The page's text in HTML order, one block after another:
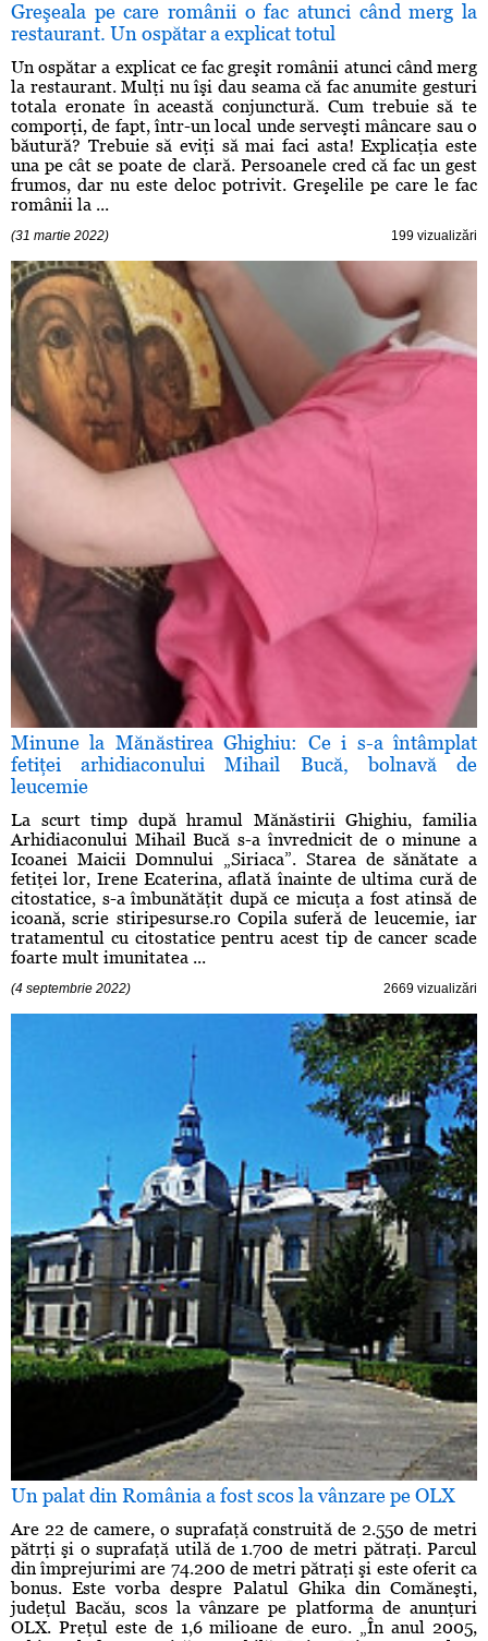
Greşeala pe care românii o fac atunci când merg la
restaurant. Un ospătar a explicat totul
Un ospătar a explicat ce fac greşit românii atunci când merg
la restaurant. Mulţi nu îşi dau seama că fac anumite gesturi
totala eronate în această conjunctură. Cum trebuie să te
comporţi, de fapt, într-un local unde serveşti mâncare sau o
băutură? Trebuie să eviţi să mai faci asta! Explicaţia este
una pe cât se poate de clară. Persoanele cred că fac un gest
frumos, dar nu este deloc potrivit. Greşelile pe care le fac
românii la ...
(31 martie 2022) 199 vizualizări
Minune la Mănăstirea Ghighiu: Ce i s-a întâmplat
fetiţei arhidiaconului Mihail Bucă, bolnavă de
leucemie
La scurt timp după hramul Mănăstirii Ghighiu, familia
Arhidiaconului Mihail Bucă s-a învrednicit de o minune a
Icoanei Maicii Domnului „Siriaca”. Starea de sănătate a
fetiţei lor, Irene Ecaterina, aflată înainte de ultima cură de
citostatice, s-a îmbunătăţit după ce micuţa a fost atinsă de
icoană, scrie stiripesurse.ro Copila suferă de leucemie, iar
tratamentul cu citostatice pentru acest tip de cancer scade
foarte mult imunitatea ...
(4 septembrie 2022) 2669 vizualizări
Un palat din România a fost scos la vânzare pe OLX
Are 22 de camere, o suprafaţă construită de 2.550 de metri
pătrţi şi o suprafaţă utilă de 1.700 de metri pătraţi. Parcul
din împrejurimi are 74.200 de metri pătraţi şi este oferit ca
bonus. Este vorba despre Palatul Ghika din Comăneşti,
judeţul Bacău, scos la vânzare pe platforma de anunţuri
OLX. Preţul este de 1,6 milioane de euro. „În anul 2005,